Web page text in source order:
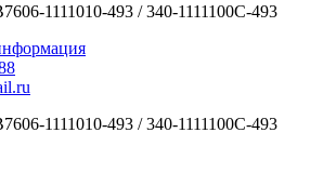
1111010-493 / 340-1111100C-493
1111010-493 / 340-1111100C-493